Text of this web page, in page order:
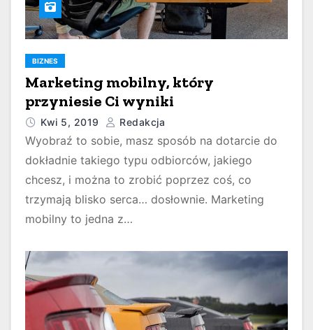
BIZNES
Marketing mobilny, który
przyniesie Ci wyniki
Kwi 5, 2019 Redakcja
Wyobraź to sobie, masz sposób na dotarcie do
dokładnie takiego typu odbiorców, jakiego
chcesz, i można to zrobić poprzez coś, co
trzymają blisko serca… dosłownie. Marketing
mobilny to jedna z…